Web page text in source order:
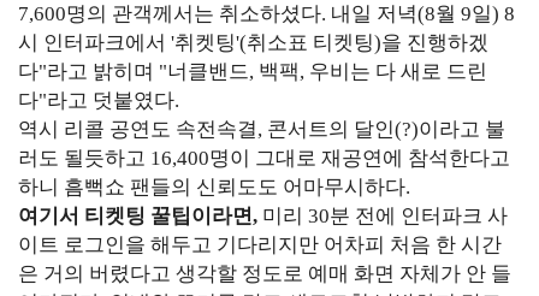
7,600명의 관객께서는 취소하셨다. 내일 저녁(8월 9일) 8
시 인터파크에서 '취켓팅'(취소표 티켓팅)을 진행하겠
다"라고 밝히며 "너클밴드, 백팩, 우비는 다 새로 드린
다"라고 덧붙였다.
역시 리콜 공연도 속전속결, 콘서트의 달인(?)이라고 불
러도 될듯하고 16,400명이 그대로 재공연에 참석한다고
하니 흠뻑쇼 팬들의 신뢰도도 어마무시하다.
여기서 티켓팅 꿀팁이라면, 미리 30분 전에 인터파크 사
이트 로그인을 해두고 기다리지만 어차피 처음 한 시간
은 거의 버렸다고 생각할 정도로 예매 화면 자체가 안 들